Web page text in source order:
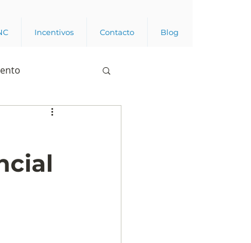
Incentivos Contacto Blog
Business analytics
pública